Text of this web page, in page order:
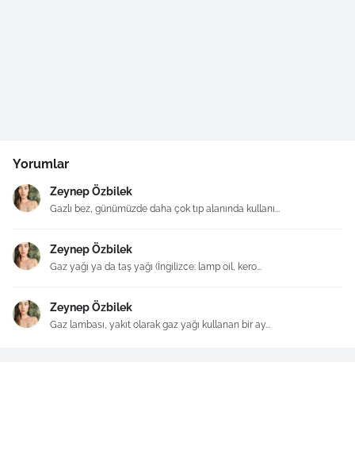
Yorumlar
Zeynep Özbilek
Gazlı bez, günümüzde daha çok tıp alanında kullanı...
Zeynep Özbilek
Gaz yağı ya da taş yağı (İngilizce: lamp oil, kero...
Zeynep Özbilek
Gaz lambası, yakıt olarak gaz yağı kullanan bir ay...